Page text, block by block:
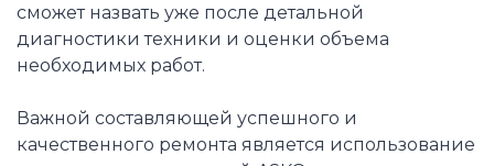
сможет назвать уже после детальной
диагностики техники и оценки объема
необходимых работ.
Важной составляющей успешного и
качественного ремонта является использование